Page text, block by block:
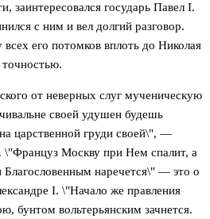
заинтересовался государь Павел I.
с ним и вел долгий разговор.
его потомков вплоть до Николая
от неверных слуг мученическую
своей удушен будешь
царственной груди своей\", —
\"Француз Москву при Нем спалит, а
наречется\" — это о
I. \"Начало же правления
бунтом вольтерьянским зачнется.